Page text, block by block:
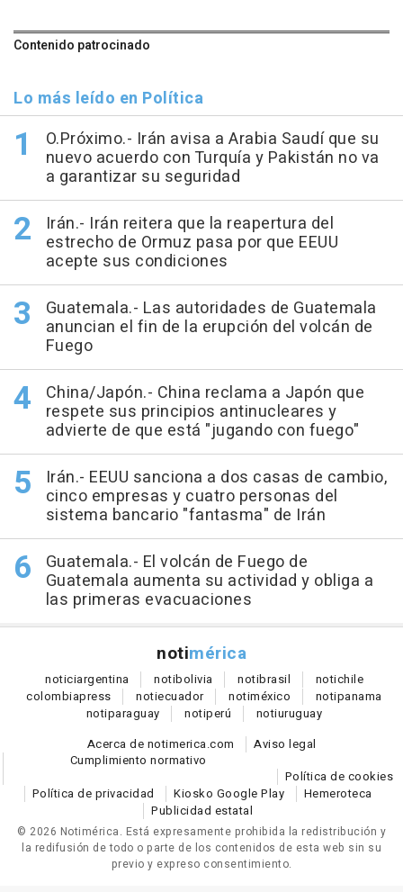
Contenido patrocinado
Lo más leído en Política
O.Próximo.- Irán avisa a Arabia Saudí que su
nuevo acuerdo con Turquía y Pakistán no va
a garantizar su seguridad
Irán.- Irán reitera que la reapertura del
estrecho de Ormuz pasa por que EEUU
acepte sus condiciones
Guatemala.- Las autoridades de Guatemala
anuncian el fin de la erupción del volcán de
Fuego
China/Japón.- China reclama a Japón que
respete sus principios antinucleares y
advierte de que está "jugando con fuego"
Irán.- EEUU sanciona a dos casas de cambio,
cinco empresas y cuatro personas del
sistema bancario "fantasma" de Irán
Guatemala.- El volcán de Fuego de
Guatemala aumenta su actividad y obliga a
las primeras evacuaciones
notimérica
noticiargentina notibolivia notibrasil notichile
colombiapress notiecuador notiméxico notipanama
notiparaguay notiperú notiuruguay
Acerca de notimerica.com
Aviso legal
Cumplimiento normativo
Política de cookies
Política de privacidad
Kiosko Google Play
Hemeroteca
Publicidad estatal
© 2026 Notimérica. Está expresamente prohibida la redistribución y
la redifusión de todo o parte de los contenidos de esta web sin su
previo y expreso consentimiento.